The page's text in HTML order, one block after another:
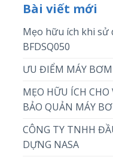
Bài viết mới
Mẹo hữu ích khi sử
BFDSQ050
ƯU ĐIỂM MÁY
MẸO HỮU ÍCH CHO
BẢO QUẢN MÁY
CÔNG TY TNHH
DỰNG NASA